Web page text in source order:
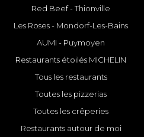
Red Beef - Thionville
Les Roses - Mondorf-Les-Bains
AUMI - Puymoyen
Restaurants étoilés MICHELIN
Tous les restaurants
Toutes les pizzerias
Toutes les crêperies
Restaurants autour de moi